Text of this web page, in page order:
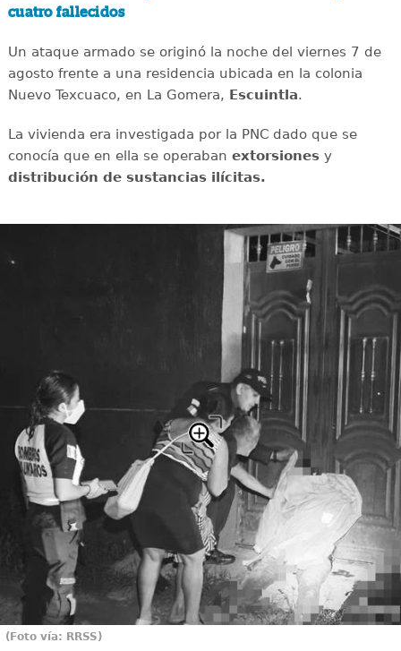
cuatro fallecidos
Un ataque armado se originó la noche del viernes 7 de
agosto frente a una residencia ubicada en la colonia
Nuevo Texcuaco, en La Gomera, Escuintla.
La vivienda era investigada por la PNC dado que se
conocía que en ella se operaban extorsionesy
distribución de sustancias ilícitas.
(Foto vía: RRSS)